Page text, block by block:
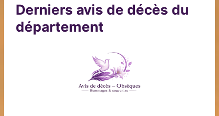
Derniers avis de décès du
département